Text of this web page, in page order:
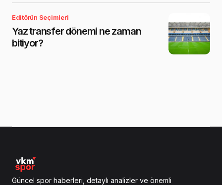
Editörün Seçimleri
Yaz transfer dönemi ne zaman
bitiyor?
Güncel spor haberleri, detaylı analizler ve önemli